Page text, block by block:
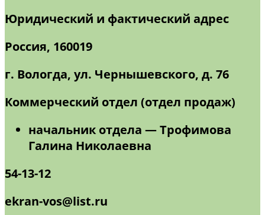
Юридический и фактический адрес
Россия, 160019
г. Вологда, ул. Чернышевского, д. 76
Коммерческий отдел (отдел продаж)
начальник отдела — Трофимова
Галина Николаевна
54-13-12
ekran-vos@list.ru